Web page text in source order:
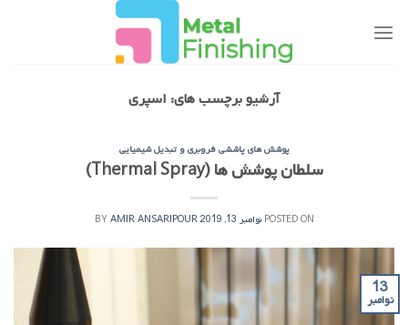
آرشیو برچسب های: اسپری
پوشش های پاششی فروبری و تبدیل شیمیایی
سلطان پوشش ها (Thermal Spray)
POSTED ON نوامبر 13, 2019 BYAMIR ANSARIPOUR
13
نوامبر